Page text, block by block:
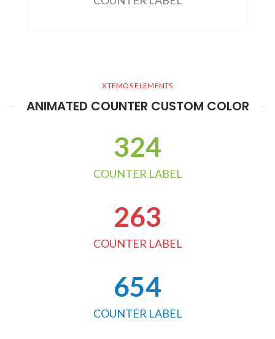
XTEMOS ELEMENTS
ANIMATED COUNTER CUSTOM COLOR
324
COUNTER LABEL
263
COUNTER LABEL
654
COUNTER LABEL